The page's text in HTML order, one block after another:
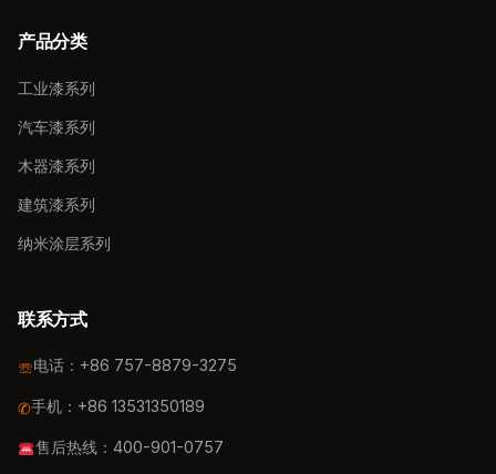
产品分类
工业漆系列
汽车漆系列
木器漆系列
建筑漆系列
纳米涂层系列
联系方式
☏电话： +86 757-8879-3275
✆手机： +86 13531350189
售后热线：400-901-0757